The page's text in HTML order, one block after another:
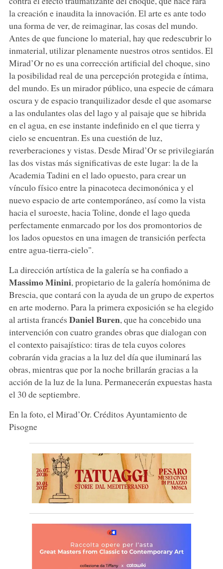
la creación e inaudita la innovación. El arte es ante todo
una forma de ver, de reimaginar, las cosas del mundo.
Antes de que funcione lo material, hay que redescubrir lo
inmaterial, utilizar plenamente nuestros otros sentidos. El
Mirad’Or no es una corrección artificial del choque, sino
la posibilidad real de una percepción protegida e íntima,
del mundo. Es un mirador público, una especie de cámara
oscura y de espacio tranquilizador desde el que asomarse
a las ondulantes olas del lago y al paisaje que se hibrida
en el agua, en ese instante indefinido en el que tierra y
cielo se encuentran. Es una cuestión de luz,
reverberaciones y vistas. Desde Mirad’Or se privilegiarán
las dos vistas más significativas de este lugar: la de la
Academia Tadini en el lado opuesto, para crear un
vínculo físico entre la pinacoteca decimonónica y el
nuevo espacio de arte contemporáneo, así como la vista
hacia el suroeste, hacia Toline, donde el lago queda
perfectamente enmarcado por los dos promontorios de
los lados opuestos en una imagen de transición perfecta
entre agua-tierra-cielo".
La dirección artística de la galería se ha confiado a
Massimo Minini, propietario de la galería homónima de
Brescia, que contará con la ayuda de un grupo de expertos
en arte moderno. Para la primera exposición se ha elegido
al artista francés Daniel Buren, que ha concebido una
intervención con cuatro grandes obras que dialogan con
el contexto paisajístico: tiras de tela cuyos colores
cobrarán vida gracias a la luz del día que iluminará las
obras, mientras que por la noche brillarán gracias a la
acción de la luz de la luna. Permanecerán expuestas hasta
el 30 de septiembre.
En la foto, el Mirad’Or. Créditos Ayuntamiento de
Pisogne